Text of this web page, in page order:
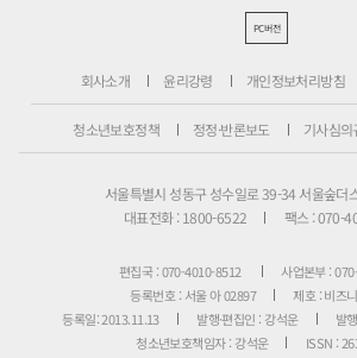
PC버전
회사소개 윤리강령 개인정보처리방침
청소년보호정책 정정·반론보도 기사심의
서울특별시 성동구 성수일로 39-34 서울숲더
대표전화 : 1800-6522
팩스 : 070-
편집국 : 070-4010-8512
사업본부 :
등록번호 : 서울 아 02897
제호 : 비즈
등록일: 2013.11.13
발행·편집인 : 강석운
발
청소년보호책임자 : 강석운
ISSN :